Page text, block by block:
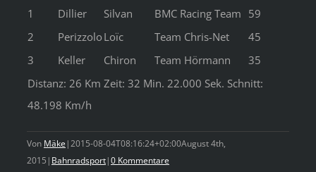
1 Dillier Silvan BMC Racing Team 59
2
Perizzolo Loïc Team Chris-Net
45
3
Keller Chiron Team Hörmann
35
Distanz: 26 Km Zeit: 32 Min. 22.000 Sek. Schnitt:
48.198 Km/h
Von Mäke |2015-08-04T08:16:24+02:00August 4th,
2015 | Bahnradsport|0 Kommentare